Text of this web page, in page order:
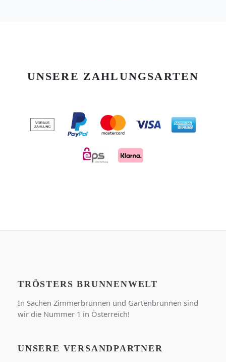
UNSERE ZAHLUNGSARTEN
TRÖSTERS BRUNNENWELT
In Sachen Zimmerbrunnen und Gartenbrunnen sind
wir die Nummer 1 in Österreich!
UNSERE VERSANDPARTNER